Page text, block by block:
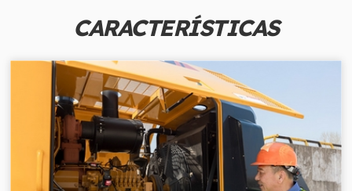
CARACTERÍSTICAS